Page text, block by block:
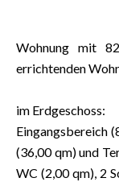
Wohnung mit
errichtenden
im Erdgeschoss:
Eingangsbereich
(36,00 qm) und
WC (2,00 qm), 2